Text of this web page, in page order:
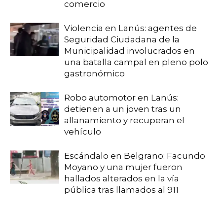
comercio
Violencia en Lanús: agentes de
Seguridad Ciudadana de la
Municipalidad involucrados en
una batalla campal en pleno polo
gastronómico
Robo automotor en Lanús:
detienen a un joven tras un
allanamiento y recuperan el
vehículo
Escándalo en Belgrano: Facundo
Moyano y una mujer fueron
hallados alterados en la vía
pública tras llamados al 911